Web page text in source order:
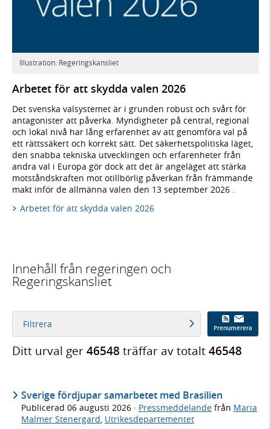
Illustration: Regeringskansliet
Arbetet för att skydda valen 2026
Det svenska valsystemet är i grunden robust och svårt för
antagonister att påverka. Myndigheter på central, regional
och lokal nivå har lång erfarenhet av att genomföra val på
ett rättssäkert och korrekt sätt. Det säkerhetspolitiska läget,
den snabba tekniska utvecklingen och erfarenheter från
andra val i Europa gör dock att det är angeläget att stärka
motståndskraften mot otillbörlig påverkan från främmande
makt inför de allmänna valen den 13 september 2026 .
Arbetet för att skydda valen 2026
Innehåll från regeringen och
Regeringskansliet
Filtrera Prenumerera
Ditt urval ger46548 träffar av totalt46548
Sverige fördjupar samarbetet med Brasilien
Publicerad 06 augusti 2026 · Pressmeddelande från Maria
Malmer Stenergard Utrikesdepartementet